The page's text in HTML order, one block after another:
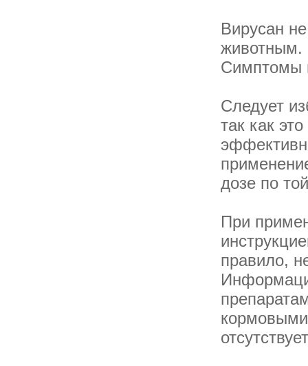
Вирусан
животным.
Симптомы
Следует
так как
дозе по
При
правило,